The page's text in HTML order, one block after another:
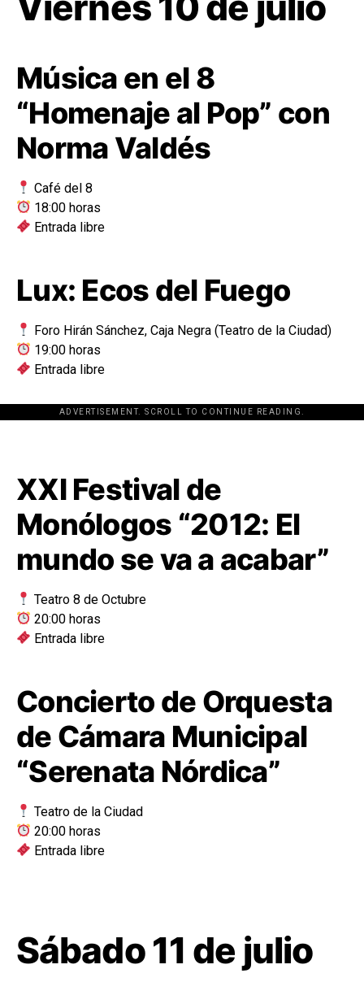
Música en el 8
“Homenaje al Pop” con
Norma Valdés
Café del 8
18:00 horas
Entrada libre
Lux: Ecos del Fuego
Foro Hirán Sánchez, Caja Negra (Teatro de la Ciudad)
19:00 horas
Entrada libre
ADVERTISEMENT. SCROLL TO CONTINUE READING.
[adsforwp id="243463"]
XXI Festival de
Monólogos “2012: El
mundo se va a acabar”
Teatro 8 de Octubre
20:00 horas
Entrada libre
Concierto de Orquesta
de Cámara Municipal
“Serenata Nórdica”
Teatro de la Ciudad
20:00 horas
Entrada libre
Sábado 11 de julio